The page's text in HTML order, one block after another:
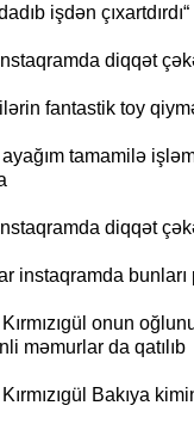
işdən
diqqət
fantastik toy
tamamilə
diqqət
instaqramda bunları
onun
məmurlar da qatılıb
Bakıya